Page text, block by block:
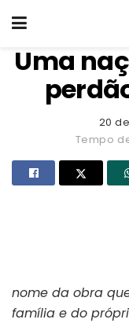
Uma
20
Tempo
nome da obra
família e do